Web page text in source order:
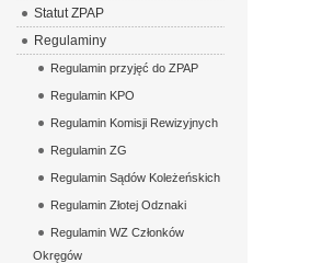
Statut ZPAP
Regulaminy
Regulamin przyjęć do ZPAP
Regulamin KPO
Regulamin Komisji Rewizyjnych
Regulamin ZG
Regulamin Sądów Koleżeńskich
Regulamin Złotej Odznaki
Regulamin WZ Członków
Okręgów